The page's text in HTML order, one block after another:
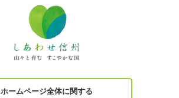
ホームページ全体に関する